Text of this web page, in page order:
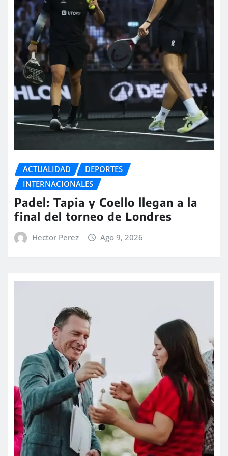
ACTUALIDAD
DEPORTES
INTERNACIONALES
Padel: Tapia y Coello llegan a la
final del torneo de Londres
Hector Perez Ago 9, 2026